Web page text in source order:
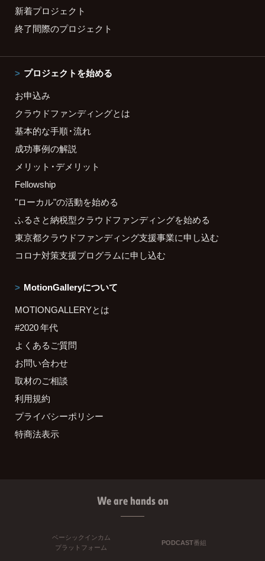
新着プロジェクト
終了間際のプロジェクト
プロジェクトを始める
お申込み
クラウドファンディングとは
基本的な手順・流れ
成功事例の解説
メリット・デメリット
Fellowship
"ローカル"の活動を始める
ふるさと納税型クラウドファンディングを始める
東京都クラウドファンディング支援事業に申し込む
コロナ対策支援プログラムに申し込む
MotionGalleryについて
MOTIONGALLERYとは
#2020 年代
よくあるご質問
お問い合わせ
取材のご相談
利用規約
プライバシーポリシー
特商法表示
We are hands on
ベーシックインカム
プラットフォーム
PODCAST番組